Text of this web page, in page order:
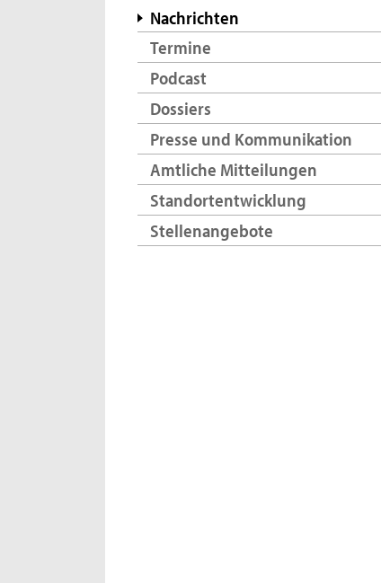
Nachrichten
Termine
Podcast
Dossiers
Presse und Kommunikation
Amtliche Mitteilungen
Standortentwicklung
Stellenangebote